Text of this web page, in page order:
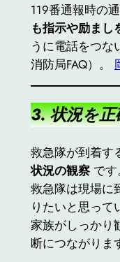
119番通報時の
も指示や励まし
うに電話をつな
消防局FAQ）。
3. 状況を
救急隊が到着す
状況の観察です
救急隊は現場に
りたいと思って
家族がしっかり
断につながりま